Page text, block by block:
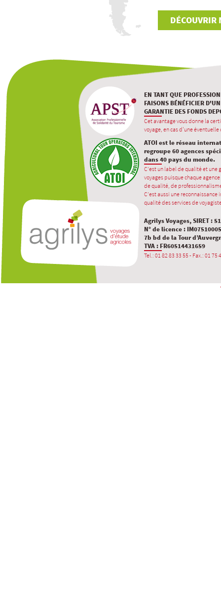
DÉCOUVRIR
EN TANT QUE
FAISONS BÉNÉFICIER
GARANTIE DES FONDS
Cet avantage vous donne la
voyage, en cas d'une
ATOI est le réseau
regroupe 60 agences
dans 40 pays du monde.
C’est un label de qualité et
voyages puisque chaque
de qualité, de
C’est aussi une
qualité des services de
Agrilys Voyages, SIRET :
N° de licence :
7b bd de la Tour
TVA : FR60514431659
Tel.: 01 82 83 33 55 - Fax.: 01 75